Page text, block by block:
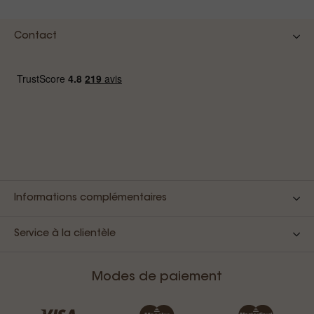
Contact
Informations complémentaires
Service à la clientèle
Modes de paiement